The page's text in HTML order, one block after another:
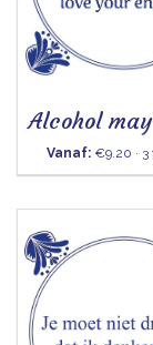
Vanaf: €9.20 · 3